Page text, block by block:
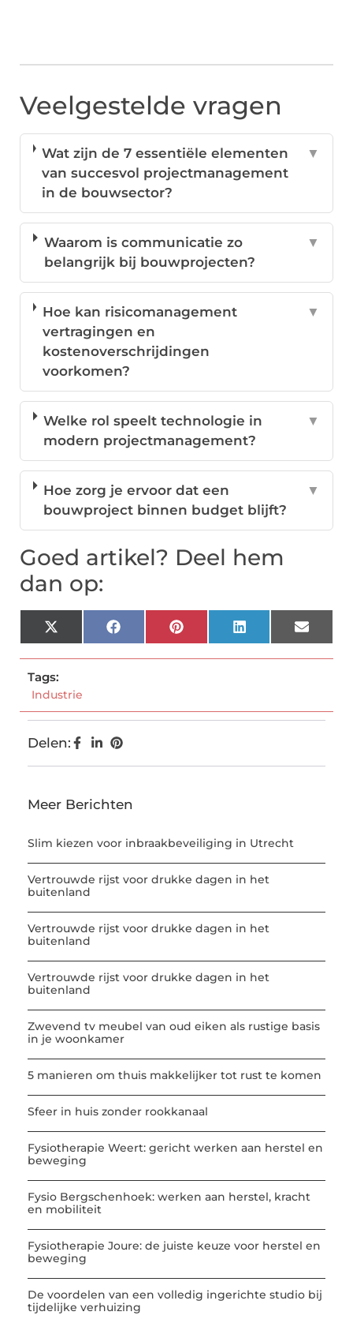
Veelgestelde vragen
Wat zijn de 7 essentiële elementen
van succesvol projectmanagement
in de bouwsector?
▼
Waarom is communicatie zo
belangrijk bij bouwprojecten?
▼
Hoe kan risicomanagement
vertragingen en
kostenoverschrijdingen
voorkomen?
▼
Welke rol speelt technologie in
modern projectmanagement?
▼
Hoe zorg je ervoor dat een
bouwproject binnen budget blijft?
▼
Goed artikel? Deel hem
dan op:
X
(Twitter)
FacebookPinterestLinkedInEmail
Tags:
Industrie
Delen:
Meer Berichten
Slim kiezen voor inbraakbeveiliging in Utrecht
Vertrouwde rijst voor drukke dagen in het
buitenland
Vertrouwde rijst voor drukke dagen in het
buitenland
Vertrouwde rijst voor drukke dagen in het
buitenland
Zwevend tv meubel van oud eiken als rustige basis
in je woonkamer
5 manieren om thuis makkelijker tot rust te komen
Sfeer in huis zonder rookkanaal
Fysiotherapie Weert: gericht werken aan herstel en
beweging
Fysio Bergschenhoek: werken aan herstel, kracht
en mobiliteit
Fysiotherapie Joure: de juiste keuze voor herstel en
beweging
De voordelen van een volledig ingerichte studio bij
tijdelijke verhuizing